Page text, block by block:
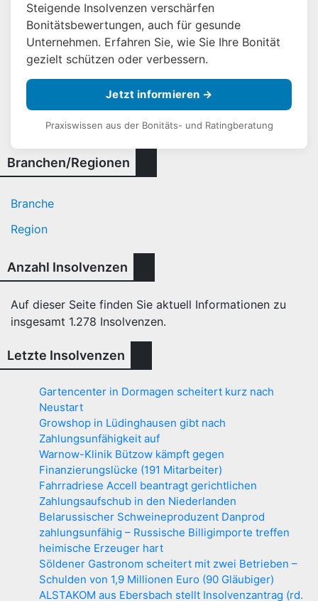
Steigende Insolvenzen verschärfen
Bonitätsbewertungen, auch für gesunde
Unternehmen. Erfahren Sie, wie Sie Ihre Bonität
gezielt schützen oder verbessern.
Jetzt informieren →
Praxiswissen aus der Bonitäts- und Ratingberatung
Branchen/Regionen
Branche
Region
Anzahl Insolvenzen
Auf dieser Seite finden Sie aktuell Informationen zu
insgesamt 1.278 Insolvenzen.
Letzte Insolvenzen
Gartencenter in Dormagen scheitert kurz nach
Neustart
Growshop in Lüdinghausen gibt nach
Zahlungsunfähigkeit auf
Warnow-Klinik Bützow kämpft gegen
Finanzierungslücke (191 Mitarbeiter)
Fahrradriese Accell beantragt gerichtlichen
Zahlungsaufschub in den Niederlanden
Belarussischer Schweineproduzent Danprod
zahlungsunfähig – Russische Billigimporte treffen
heimische Erzeuger hart
Söldener Gastronom scheitert mit zwei Betrieben –
Schulden von 1,9 Millionen Euro (90 Gläubiger)
ALSTAKOM aus Ebersbach stellt Insolvenzantrag (rd.